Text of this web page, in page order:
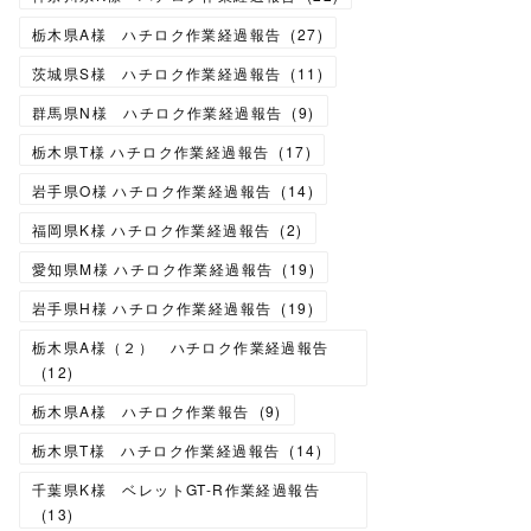
栃木県A様 ハチロク作業経過報告 (27)
茨城県S様 ハチロク作業経過報告 (11 )
群馬県N様 ハチロク作業経過報告 (9)
栃木県T様 ハチロク作業経過報告 (17)
岩手県O様 ハチロク作業経過報告 (14)
福岡県K様 ハチロク作業経過報告 (2)
愛知県M様 ハチロク作業経過報告 (19)
岩手県H様 ハチロク作業経過報告 (19)
栃木県A様（２） ハチロク作業経過報告
(12)
栃木県A様 ハチロク作業報告
(9)
栃木県T様 ハチロク作業経過報告 (14)
千葉県K様 ベレットGT-R作業経過報告
(13)